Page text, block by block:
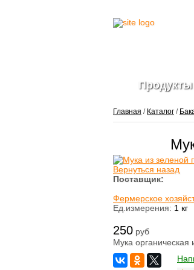
Продукты
Фрукты и ягоды
свежие
Ягоды
замороженные
Овощи свежие
Овощные
Салатные миксы
Овощи
замороженные
Свежие зелень
Главная / Каталог /
Вернуться назад
Поставщик:
Фермерское
Ед.измерения: 1 кг
250 руб
Мука органическая